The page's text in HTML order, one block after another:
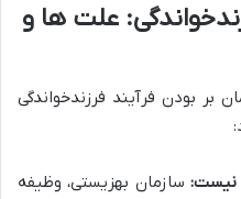
علت ها و
بر بودن فرآیند فرزندخواندگی
نیست: سازمان بهزیستی، وظیفه